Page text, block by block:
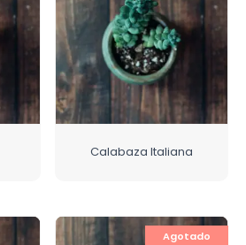
Calabaza Italiana
Agotado